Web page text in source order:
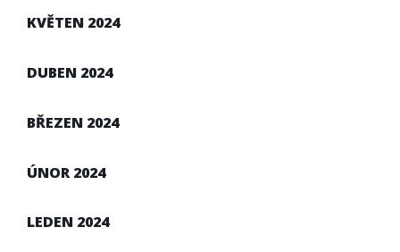
KVĚTEN 2024
DUBEN 2024
BŘEZEN 2024
ÚNOR 2024
LEDEN 2024